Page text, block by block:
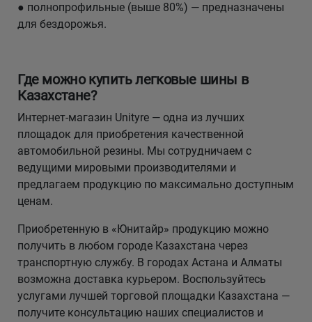
● полнопрофильные (выше 80%) — предназначены
для бездорожья.
Где можно купить легковые шины в
Казахстане?
Интернет-магазин Unityre — одна из лучших
площадок для приобретения качественной
автомобильной резины. Мы сотрудничаем с
ведущими мировыми производителями и
предлагаем продукцию по максимально доступным
ценам.
Приобретенную в «Юнитайр» продукцию можно
получить в любом городе Казахстана через
транспортную службу. В городах Астана и Алматы
возможна доставка курьером. Воспользуйтесь
услугами лучшей торговой площадки Казахстана —
получите консультацию наших специалистов и